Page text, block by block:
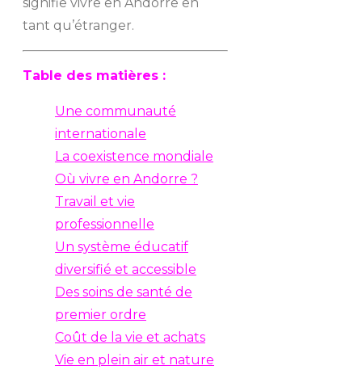
tant qu’étranger.
Table des matières :
Une communauté
internationale
La coexistence mondiale
Où vivre en Andorre ?
Travail et vie
professionnelle
Un système éducatif
diversifié et accessible
Des soins de santé de
premier ordre
Coût de la vie et achats
Vie en plein air et nature